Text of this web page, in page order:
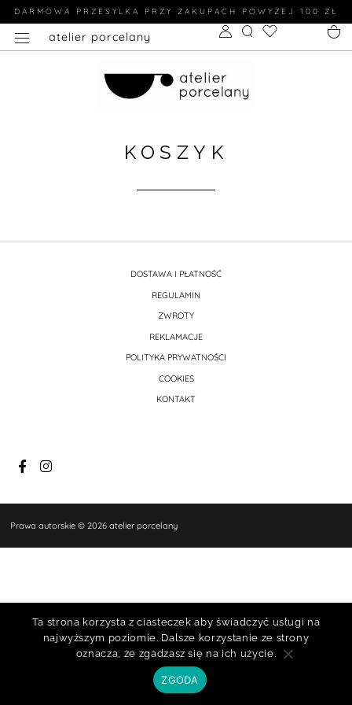
DARMOWA PRZESYLKA PRZY ZAKUPACH POWYŻEJ 100 ZŁ
atelier porcelany
KOSZYK
DOSTAWA I PŁATNOŚĆ
REGULAMIN
ZWROTY
REKLAMACJE
POLITYKA PRYWATNOŚCI
COOKIES
KONTAKT
Prawa autorskie © 2026 atelier porcelany
Ta strona korzysta z ciasteczek aby świadczyć usługi na
najwyższym poziomie. Dalsze korzystanie ze strony
oznacza, że zgadzasz się na ich użycie.
ZGODA